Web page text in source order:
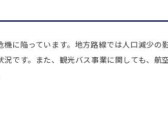
に陥っています。地方路線では人口減少の
です。また、観光バス事業に関しても、航